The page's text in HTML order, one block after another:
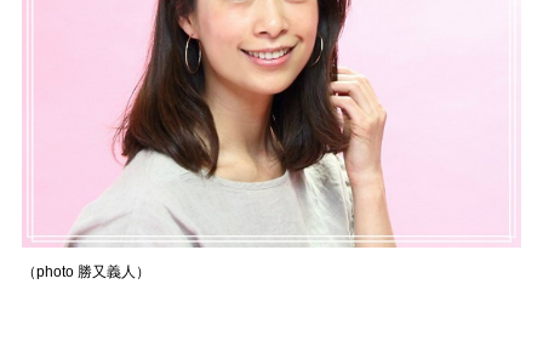
（photo 勝又義人）